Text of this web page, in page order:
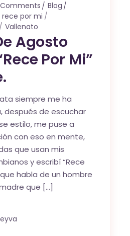
Blog
rece por mi
Vallenato
Agosto
Por Mi”
siempre me ha
después de escuchar
estilo, me puse a
con eso en mente,
que usan mis
y escribí “Rece
habla de un hombre
que […]